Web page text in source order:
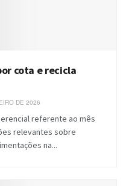
cota e recicla
DE 2026
referente ao mês
relevantes sobre
na...